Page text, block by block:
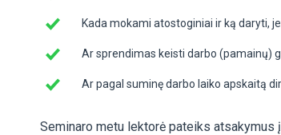
Kada mokami atostoginiai ir ką daryti,
Ar sprendimas keisti darbo (pamainų)
Ar pagal suminę darbo laiko apskaitą
Seminaro metu lektorė pateiks